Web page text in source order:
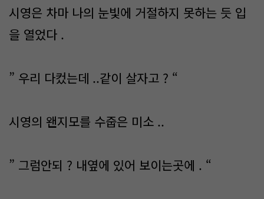
시영은 차마 나의 눈빛에 거절하지 못하는 듯 입
을 열었다 .
” 우리 다컸는데 ..같이 살자고 ? “
시영의 왠지모를 수줍은 미소 ..
” 그럼안되 ? 내옆에 있어 보이는곳에 . “